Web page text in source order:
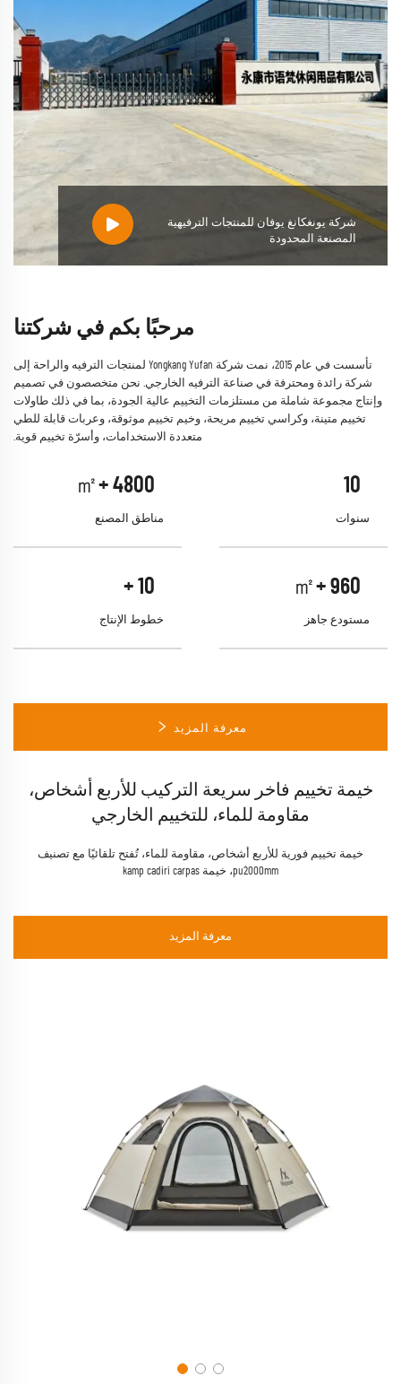
شركة يونغكانغ يوفان للمنتجات الترفيهية
المصنعة المحدودة
مرحبًا بكم في شركتنا
تأسست في عام 2015، نمت شركة Yongkang Yufan لمنتجات الترفيه والراحة إلى
شركة رائدة ومحترفة في صناعة الترفيه الخارجي. نحن متخصصون في تصميم
وإنتاج مجموعة شاملة من مستلزمات التخييم عالية الجودة، بما في ذلك طاولات
تخييم متينة، وكراسي تخييم مريحة، وخيم تخييم موثوقة، وعربات قابلة للطي
متعددة الاستخدامات، وأسرّة تخييم قوية.
10
سنوات
5000
+㎡
مناطق المصنع
1000
+㎡
مستودع جاهز
10
+
خطوط الإنتاج
معرفة المزيد
كرسي قابل للطي خارجي محمول كرسي من
الألومنيوم كرسي للشاطئ والمشي لمسافات
كرسي تخييم قابل للطي بنمط طي مصنوع من الألومنيوم، كرسي تخييم فاخر
للاستخدام على الشاطئ ورحلات المشي والتخييم